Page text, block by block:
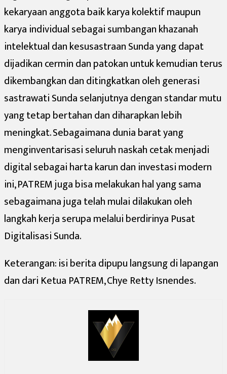
kekaryaan anggota baik karya kolektif maupun
karya individual sebagai sumbangan khazanah
intelektual dan kesusastraan Sunda yang dapat
dijadikan cermin dan patokan untuk kemudian terus
dikembangkan dan ditingkatkan oleh generasi
sastrawati Sunda selanjutnya dengan standar mutu
yang tetap bertahan dan diharapkan lebih
meningkat. Sebagaimana dunia barat yang
menginventarisasi seluruh naskah cetak menjadi
digital sebagai harta karun dan investasi modern
ini, PATREM juga bisa melakukan hal yang sama
sebagaimana juga telah mulai dilakukan oleh
langkah kerja serupa melalui berdirinya Pusat
Digitalisasi Sunda.
Keterangan: isi berita dipupu langsung di lapangan
dan dari Ketua PATREM, Chye Retty Isnendes.